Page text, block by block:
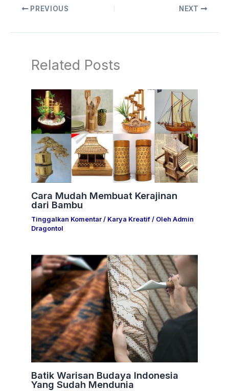
PREVIOUS NEXT
Related Posts
Cara Mudah Membuat Kerajinan
dari Bambu
Tinggalkan Komentar / Karya Kreatif / OlehAdmin
Dragontol
Batik Warisan Budaya Indonesia
Yang Sudah Mendunia